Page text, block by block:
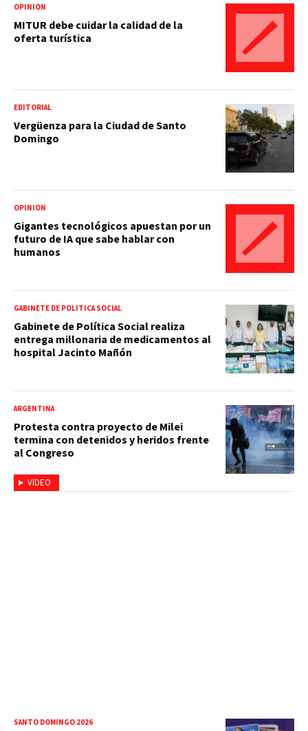
OPINIÓN
MITUR debe cuidar la calidad de la
oferta turística
EDITORIAL
Vergüenza para la Ciudad de Santo
Domingo
OPINIÓN
Gigantes tecnológicos apuestan por un
futuro de IA que sabe hablar con
humanos
GABINETE DE POLÍTICA SOCIAL
Gabinete de Política Social realiza
entrega millonaria de medicamentos al
hospital Jacinto Mañón
VIDEO
ARGENTINA
Protesta contra proyecto de Milei
termina con detenidos y heridos frente
al Congreso
SANTO DOMINGO 2026